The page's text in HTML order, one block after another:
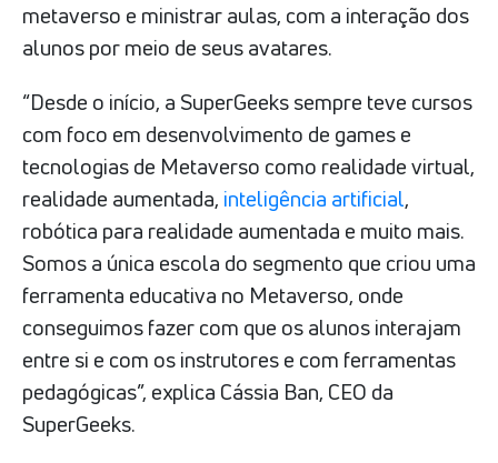
metaverso e ministrar aulas, com a interação dos
alunos por meio de seus avatares.
“Desde o início, a SuperGeeks sempre teve cursos
com foco em desenvolvimento de games e
tecnologias de Metaverso como realidade virtual,
realidade aumentada, inteligência artificial,
robótica para realidade aumentada e muito mais.
Somos a única escola do segmento que criou uma
ferramenta educativa no Metaverso, onde
conseguimos fazer com que os alunos interajam
entre si e com os instrutores e com ferramentas
pedagógicas”, explica Cássia Ban, CEO da
SuperGeeks.